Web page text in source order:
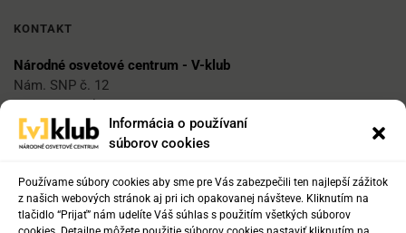
Informácia o používaní
súborov cookies
Používame súbory cookies aby sme pre Vás zabezpečili ten najlepší zážitok
z našich webových stránok aj pri ich opakovanej návšteve. Kliknutím na
tlačidlo “Prijať” nám udelíte Váš súhlas s použitím všetkých súborov
KONTAKT
Národné osvetové centrum - V-klub
Nám. SNP č. 12
812 34 Bratislava 1
vklub@nocka.sk